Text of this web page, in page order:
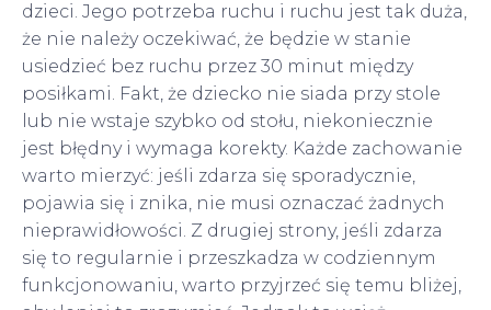
dzieci. Jego potrzeba ruchu i ruchu jest tak duża,
że ​​nie należy oczekiwać, że będzie w stanie
usiedzieć bez ruchu przez 30 minut między
posiłkami. Fakt, że dziecko nie siada przy stole
lub nie wstaje szybko od stołu, niekoniecznie
jest błędny i wymaga korekty. Każde zachowanie
warto mierzyć: jeśli zdarza się sporadycznie,
pojawia się i znika, nie musi oznaczać żadnych
nieprawidłowości. Z drugiej strony, jeśli zdarza
się to regularnie i przeszkadza w codziennym
funkcjonowaniu, warto przyjrzeć się temu bliżej,